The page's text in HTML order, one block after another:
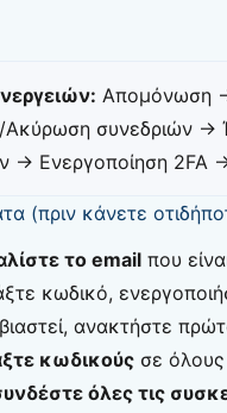
Απομόνωση
Ακύρωση συνεδριών →
→ Ενεργοποίηση 2FA
(πριν κάνετε
το emailπου
κωδικό,
ανακτήστε
κωδικούςσε όλους
όλες τις